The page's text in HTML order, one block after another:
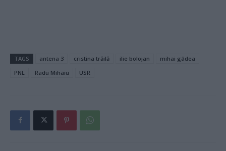
TAGS antena 3 cristina trăilă ilie bolojan
mihai gâdea
PNL
Radu Mihaiu USR